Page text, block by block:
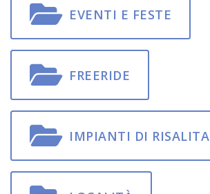
EVENTI E FESTE
FREERIDE
IMPIANTI DI RISALITA